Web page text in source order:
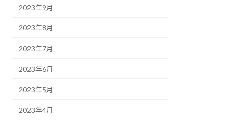
2023年9月
2023年8月
2023年7月
2023年6月
2023年5月
2023年4月